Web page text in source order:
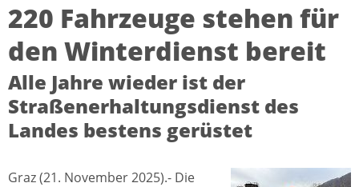
220 Fahrzeuge stehen für
den Winterdienst bereit
Alle Jahre wieder ist der
Straßenerhaltungsdienst des
Landes bestens gerüstet
Graz (21. November 2025).- Die